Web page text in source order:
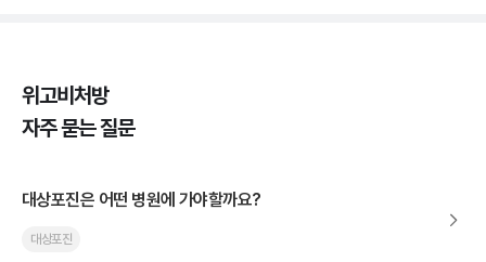
위고비처방
자주 묻는 질문
대상포진은 어떤 병원에 가야할까요?
대상포진